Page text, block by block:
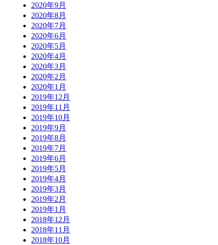
2020年9月
2020年8月
2020年7月
2020年6月
2020年5月
2020年4月
2020年3月
2020年2月
2020年1月
2019年12月
2019年11月
2019年10月
2019年9月
2019年8月
2019年7月
2019年6月
2019年5月
2019年4月
2019年3月
2019年2月
2019年1月
2018年12月
2018年11月
2018年10月